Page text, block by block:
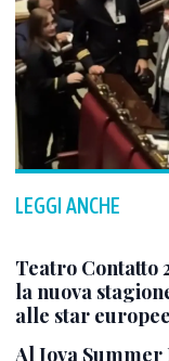
LEGGI ANCHE
Teatro Contatto
la nuova
alle star europee
Al Jova